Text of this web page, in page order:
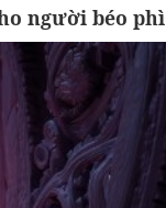
người béo phì